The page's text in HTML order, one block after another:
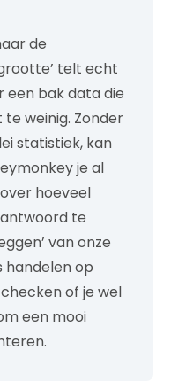
de
telt echt
een bak data die
weinig. Zonder
statistiek, kan
je al
hoeveel
te
van onze
handelen op
of je wel
een mooi